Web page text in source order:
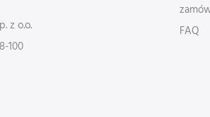
z o.o.
100
FAQ